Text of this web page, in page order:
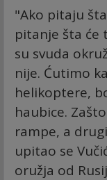
"Ako pitaju
pitanje šta će
su svuda
nije. Ćutimo
helikoptere,
haubice.
rampe, a
upitao se
oružja od